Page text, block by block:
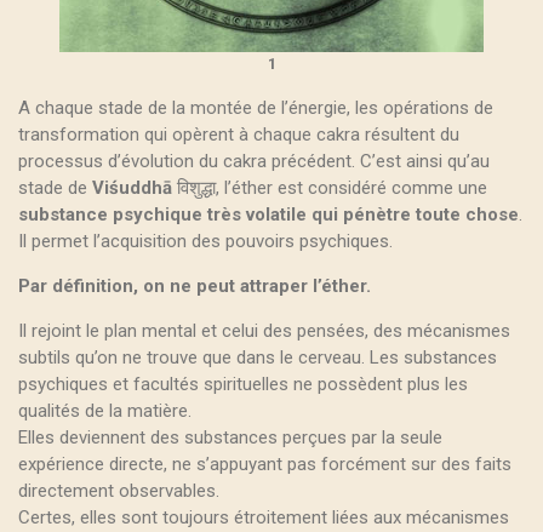
1
A chaque stade de la montée de l’énergie, les opérations de
transformation qui opèrent à chaque cakra résultent du
processus d’évolution du cakra précédent. C’est ainsi qu’au
stade de Viśuddhā विशुद्धा, l’éther est considéré comme une
substance psychique très volatile qui pénètre toute chose.
Il permet l’acquisition des pouvoirs psychiques.
Par définition, on ne peut attraper l’éther.
Il rejoint le plan mental et celui des pensées, des mécanismes
subtils qu’on ne trouve que dans le cerveau. Les substances
psychiques et facultés spirituelles ne possèdent plus les
qualités de la matière.
Elles deviennent des substances perçues par la seule
expérience directe, ne s’appuyant pas forcément sur des faits
directement observables.
Certes, elles sont toujours étroitement liées aux mécanismes